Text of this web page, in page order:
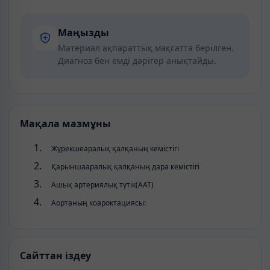
Маңызды
Материал ақпараттық мақсатта берілген.
Диагноз бен емді дәрігер анықтайды.
Мақала мазмұны
Жүрекшеаралық қалқаның кемістігі
Қарыншааралық қалқаның дара кемістігі
Ашық артериялық түтік(ААТ)
Аортаның коароктациясы:
Сайттан іздеу